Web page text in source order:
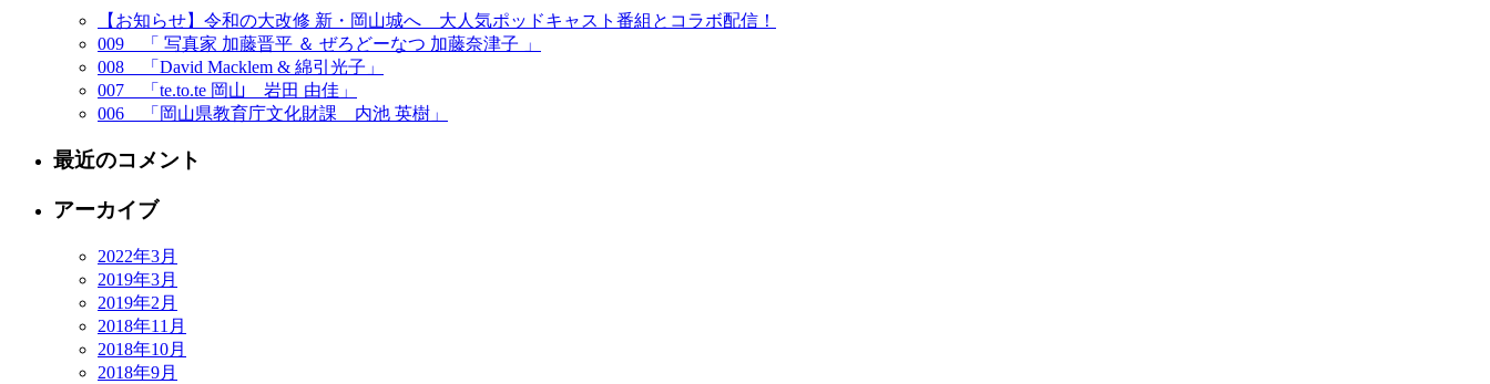
【お知らせ】令和の大改修 新・岡山城へ 大人気ポッドキャスト番組とコラボ配信！
009 「 写真家 加藤晋平 ＆ ぜろどーなつ 加藤奈津子 」
008 「David Macklem & 綿引光子」
007 「te.to.te 岡山 岩田 由佳」
006 「岡山県教育庁文化財課 内池 英樹」
最近のコメント
アーカイブ
2022年3月
2019年3月
2019年2月
2018年11月
2018年10月
2018年9月